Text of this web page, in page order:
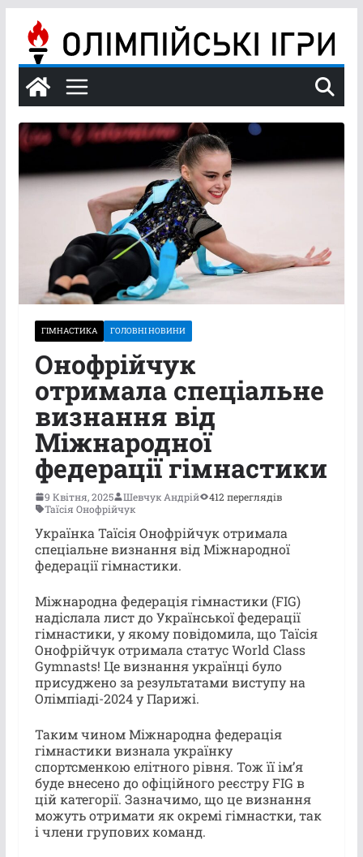
вмісту
ГІМНАСТИКА ГОЛОВНІ НОВИНИ
Онофрійчук
отримала спеціальне
визнання від
Міжнародної
федерації гімнастики
9 Квітня, 2025 Шевчук Андрій
412 переглядів
Таїсія Онофрійчук
Українка Таїсія Онофрійчук отримала
спеціальне визнання від Міжнародної
федерації гімнастики.
Міжнародна федерація гімнастики (FIG)
надіслала лист до Української федерації
гімнастики, у якому повідомила, що Таїсія
Онофрійчук отримала статус World Class
Gymnasts! Це визнання українці було
присуджено за результатами виступу на
Олімпіаді-2024 у Парижі.
Таким чином Міжнародна федерація
гімнастики визнала українку
спортсменкою елітного рівня. Тож її імʼя
буде внесено до офіційного реєстру FIG в
цій категорії. Зазначимо, що це визнання
можуть отримати як окремі гімнастки, так
і члени групових команд.